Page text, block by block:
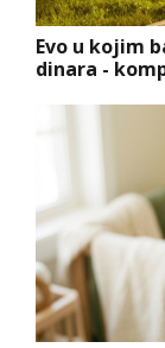
Evo u kojim
dinara -